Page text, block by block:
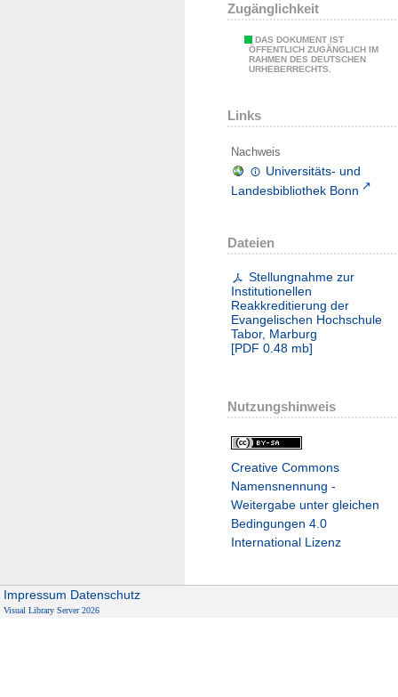
Zugänglichkeit
DAS DOKUMENT IST
ÖFFENTLICH ZUGÄNGLICH IM
RAHMEN DES DEUTSCHEN
URHEBERRECHTS.
Links
Nachweis
Universitäts- und
Landesbibliothek Bonn
Dateien
Stellungnahme zur
Institutionellen
Reakkreditierung der
Evangelischen Hochschule
Tabor, Marburg
[PDF 0.48 mb]
Nutzungshinweis
Creative Commons
Namensnennung -
Weitergabe unter gleichen
Bedingungen 4.0
International Lizenz
Impressum Datenschutz
Visual Library Server 2026